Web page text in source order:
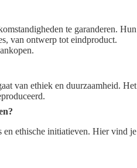
te garanderen. Hun
van ontwerp tot eindproduct.
van ethiek en duurzaamheid. Het
ethische initiatieven. Hier vind je